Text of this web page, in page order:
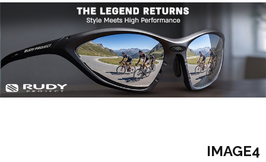
IMAGE4